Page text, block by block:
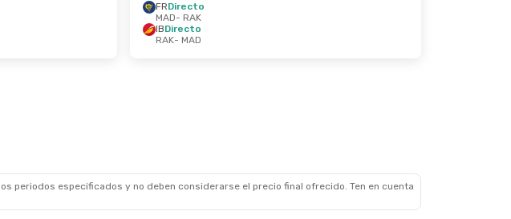
FRDirecto
MAD- RAK
IBDirecto
RAK- MAD
periodos especificados y no deben considerarse el precio final ofrecido. Ten en cuenta